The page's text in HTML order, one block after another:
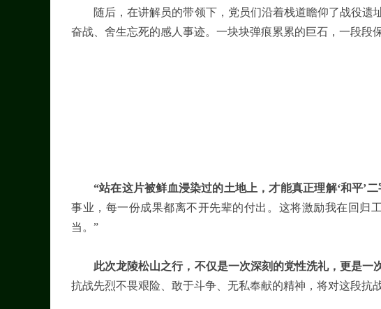
随后，在讲解员的带领下，党员们沿着栈道瞻仰了战役
奋战、舍生忘死的感人事迹。一块块弹痕累累的巨石，一段段
“站在这片被鲜血浸染过的土地上，才能真正理解‘和平’
事业，每一份成果都离不开先辈的付出。这将激励我在回归
当。”
此次龙陵松山之行，不仅是一次深刻的党性洗礼，更是一
抗战先烈不畏艰险、敢于斗争、无私奉献的精神，将对这段抗